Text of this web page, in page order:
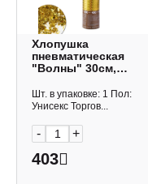
Хлопушка
пневматическая
"Волны" 30см,
10983056 Дон
Баллон
Шт. в упаковке: 1 Пол:
Унисекс Торгов...
- +
403